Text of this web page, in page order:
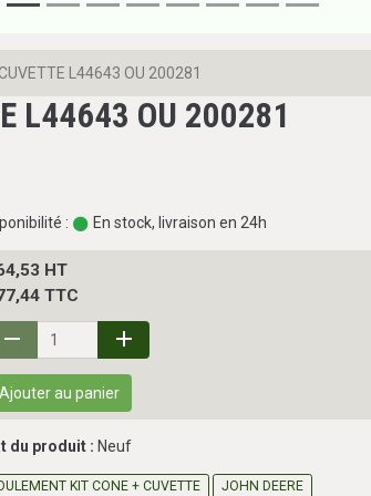
L44643 OU 200281
L44643 OU 200281
: En stock, livraison en 24h
HT
TTC
Ajouter au panier
du produit : Neuf
KIT CONE + CUVETTE
JOHN DEERE